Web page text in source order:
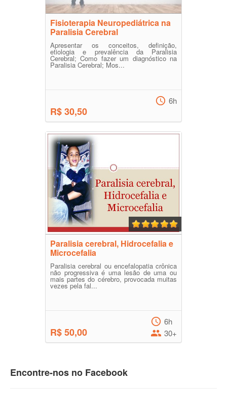
Fisioterapia Neuropediátrica na
Paralisia Cerebral
Apresentar os conceitos, definição,
etiologia e prevalência da Paralisia
Cerebral; Como fazer um diagnóstico na
Paralisia Cerebral; Mos...
R$ 30,50
6h
Paralisia cerebral, Hidrocefalia e
Microcefalia
Paralisia cerebral ou encefalopatia crônica
não progressiva é uma lesão de uma ou
mais partes do cérebro, provocada muitas
vezes pela fal...
R$ 50,00
6h
30+
Encontre-nos no Facebook